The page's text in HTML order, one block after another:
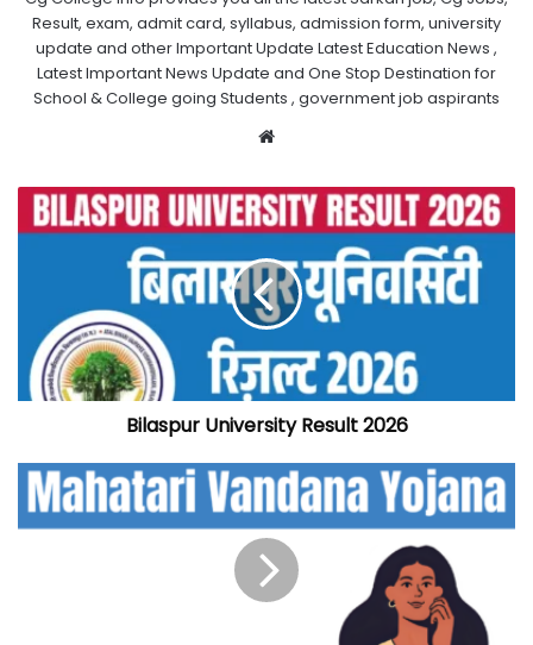
Result, exam, admit card, syllabus, admission form, university
update and other Important Update Latest Education News ,
Latest Important News Update and One Stop Destination for
School & College going Students , government job aspirants
Website
Bilaspur University Result 2026